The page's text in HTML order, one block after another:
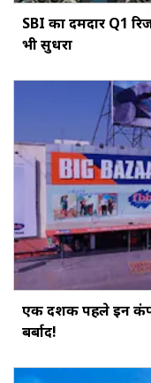
SBI का दमदार Q1
भी सुधरा
एक दशक पहले इन
बर्बाद!